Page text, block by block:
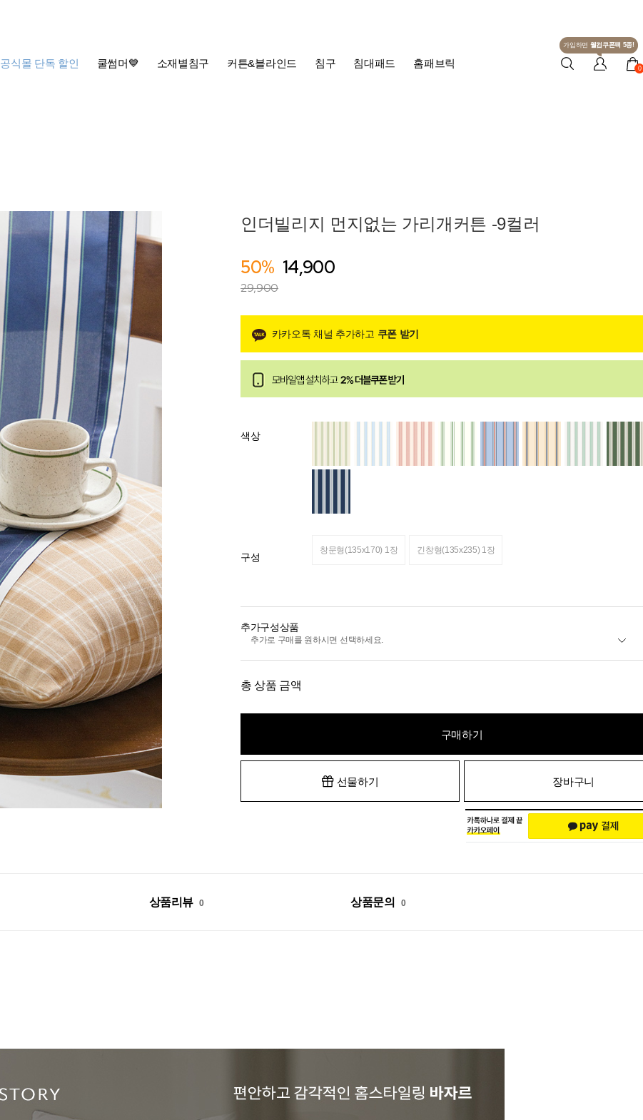
공식몰 단독 할인 쿨썸머💙 소재별침구 커튼&블라인드 침구 침대패드 홈패브릭
가입하면 웰컴쿠폰팩 5종!
0
인더빌리지 먼지없는 가리개커튼 -9컬러
50% 14,900
29,900
카카오톡 채널 추가하고 쿠폰 받기
색상
구성
창문형(135x170) 1장 긴창형(135x235) 1장
추가구성상품
추가로 구매를 원하시면 선택하세요.
총 상품 금액
구매하기
선물하기 장바구니
상품리뷰 0 상품문의 0